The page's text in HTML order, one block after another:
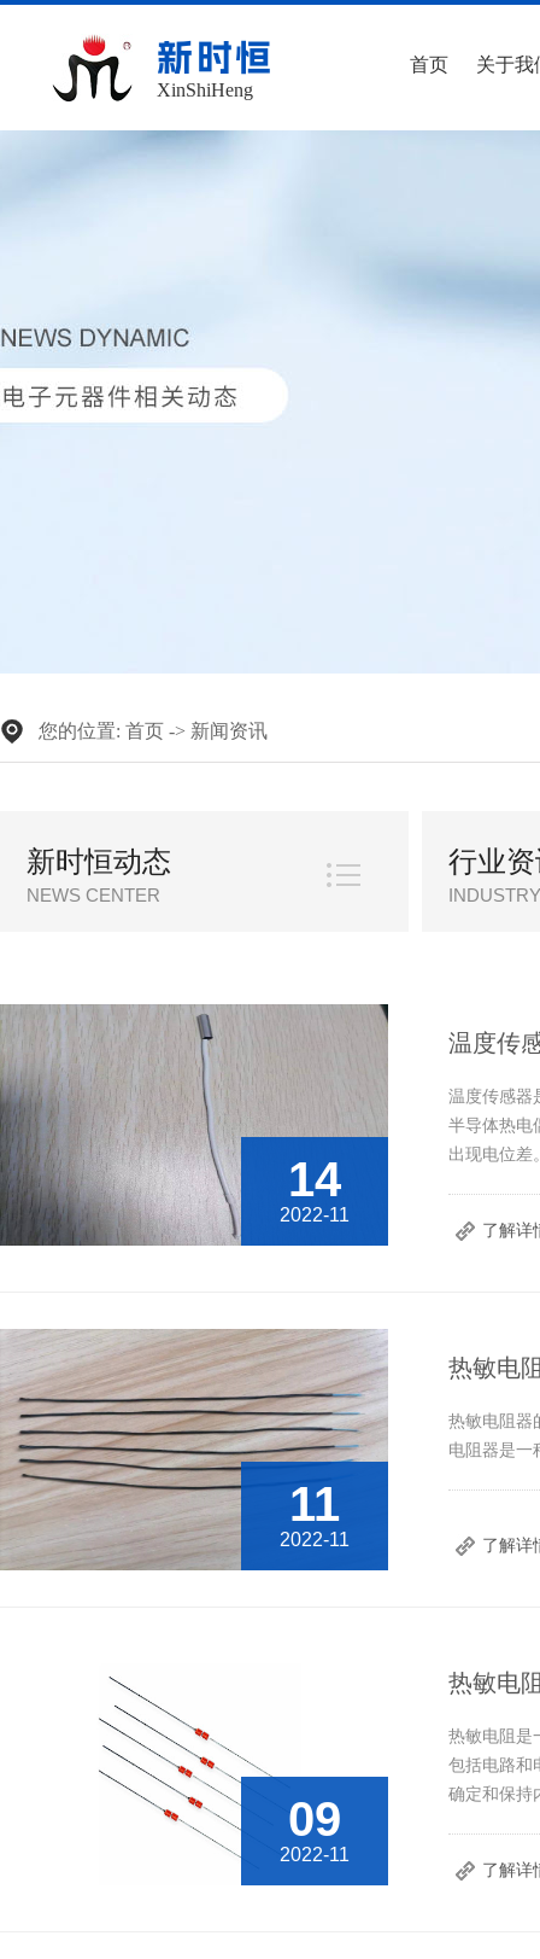
新时恒
XinShiHeng
首页 关于我
您的位置: 首页 -> 新闻资讯
新时恒动态 行业
14
2022-11
温度传
温度传感器
半导体热电
出现电位差
了解详
11
2022-11
热敏电
热敏电阻器
电阻器是一
了解详
09
2022-11
热敏电
热敏电阻是
包括电路和
确定和保持
了解详